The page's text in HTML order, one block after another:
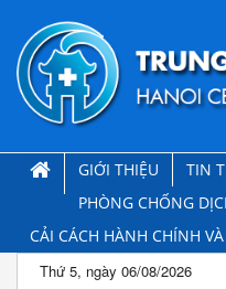
GIỚI THIỆU TIN
PHÒNG CHỐNG
CẢI CÁCH HÀNH CHÍNH
Thứ 5, ngày 06/08/2026